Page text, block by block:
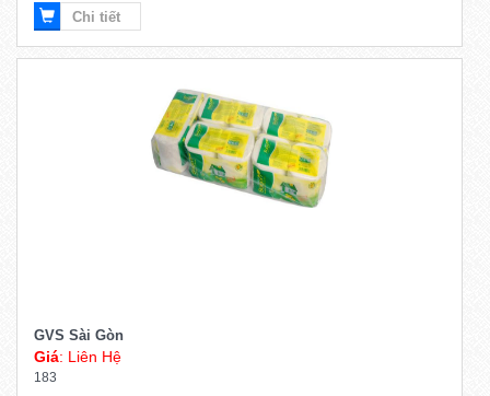
Chi tiết
GVS Sài Gòn
Giá: Liên Hệ
183